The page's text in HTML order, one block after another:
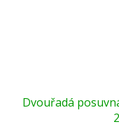
Dvouřadá